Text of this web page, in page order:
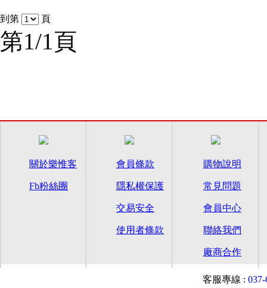
到第 頁
第1/1頁
關於樂惟客
Fb粉絲團
會員條款
隱私權保護
交易安全
使用者條款
購物說明
常見問題
會員中心
聯絡我們
廠商合作
客服專線 :